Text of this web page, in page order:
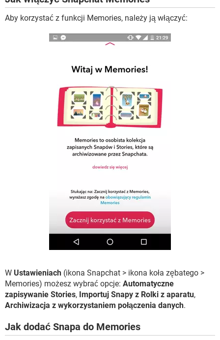
Aby korzystać z funkcji Memories, należy ją włączyć:
W Ustawieniach (ikona Snapchat > ikona koła zębatego >
Memories) możesz wybrać opcje: Automatyczne
zapisywanie Stories, Importuj Snapy z Rolki z aparatu,
Archiwizacja z wykorzystaniem połączenia danych.
Jak dodać Snapa do Memories